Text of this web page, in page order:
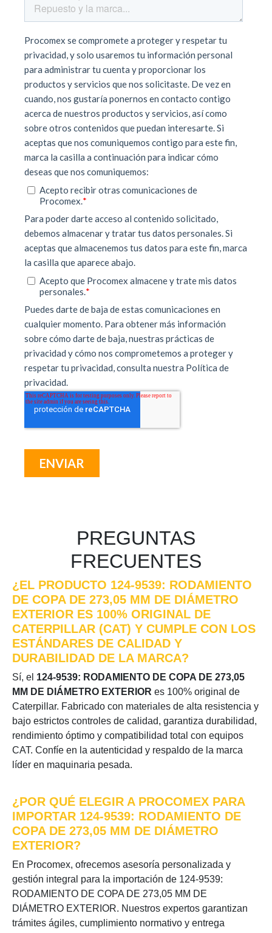
PREGUNTAS
FRECUENTES
¿EL PRODUCTO 124-9539: RODAMIENTO
DE COPA DE 273,05 MM DE DIÁMETRO
EXTERIOR ES 100% ORIGINAL DE
CATERPILLAR (CAT) Y CUMPLE CON LOS
ESTÁNDARES DE CALIDAD Y
DURABILIDAD DE LA MARCA?
Sí, el 124-9539: RODAMIENTO DE COPA DE 273,05
MM DE DIÁMETRO EXTERIOR es 100% original de
Caterpillar. Fabricado con materiales de alta resistencia y
bajo estrictos controles de calidad, garantiza durabilidad,
rendimiento óptimo y compatibilidad total con equipos
CAT. Confíe en la autenticidad y respaldo de la marca
líder en maquinaria pesada.
¿POR QUÉ ELEGIR A PROCOMEX PARA
IMPORTAR 124-9539: RODAMIENTO DE
COPA DE 273,05 MM DE DIÁMETRO
EXTERIOR?
En Procomex, ofrecemos asesoría personalizada y
gestión integral para la importación de 124-9539:
RODAMIENTO DE COPA DE 273,05 MM DE
DIÁMETRO EXTERIOR. Nuestros expertos garantizan
trámites ágiles, cumplimiento normativo y entrega